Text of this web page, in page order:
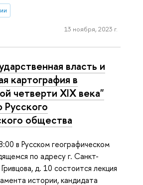
13 ноября, 2023 г.
власть и
картография в
четверти XIX века"
общества
в Русском географическом
по адресу г. Санкт-
д. 10 состоится лекция
истории, кандидата